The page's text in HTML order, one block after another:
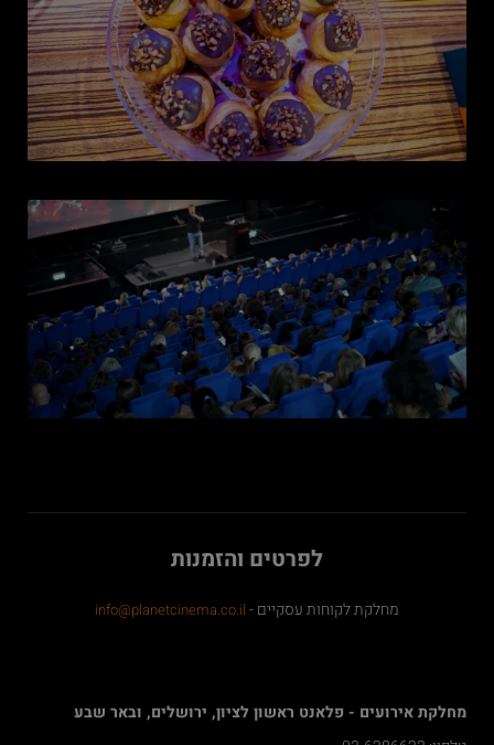
לפרטים והזמנות
מחלקת לקוחות עסקיים - info@planetcinema.co.il
מחלקת אירועים - פלאנט ראשון לציון, ירושלים, ובאר שבע